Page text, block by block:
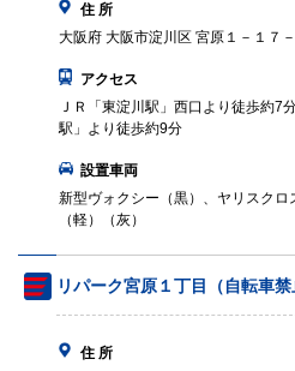
住 所
大阪府 大阪市淀川区 宮原１－１７－
アクセス
ＪＲ「東淀川駅」西口より徒歩約7
駅」より徒歩約9分
設置車両
新型ヴォクシー（黒）、ヤリスク
（軽）（灰）
リパーク宮原１丁目（自転車禁
住 所